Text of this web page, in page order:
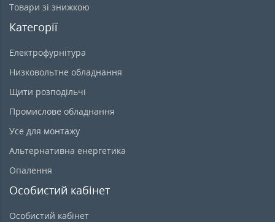
Товари зі знижкою
Категорії
Електрофурнітура
Низковольтне обладнання
Щити розподільчі
Промислове обладнання
Усе для монтажу
Альтернативна енергетика
Опалення
Особистий кабінет
Особистий кабінет